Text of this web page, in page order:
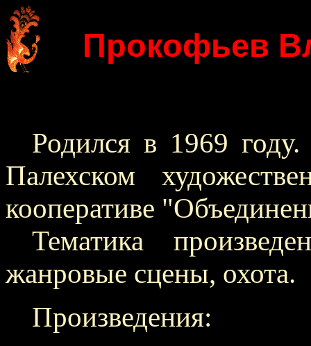
Прокофьев
Родился в 1969
Палехском
кооперативе
Тематика
жанровые сцены, охота.
Произведения: